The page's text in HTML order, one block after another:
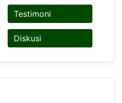
Testimoni
Diskusi